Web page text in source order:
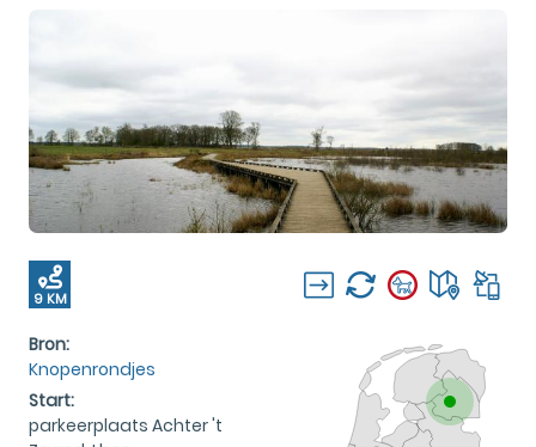
9 KM
Bron:
Knopenrondjes
Start:
parkeerplaats Achter 't